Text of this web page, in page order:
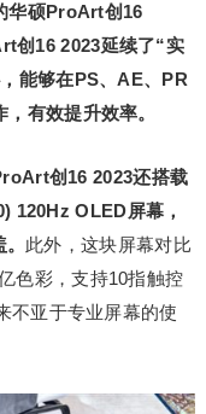
华硕ProArt创16
创16 2023延续了“实
能够在PS、AE、PR
有效提升效率。
创16 2023还搭载
120Hz OLED屏幕，
此外，这块屏幕对比
色彩，支持10指触控
不亚于专业屏幕的使